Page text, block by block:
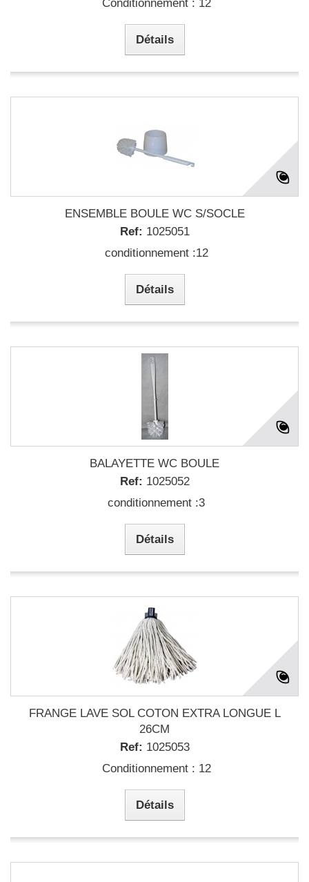
Conditionnement : 12
Détails
ENSEMBLE BOULE WC S/SOCLE
Ref: 1025051
conditionnement :12
Détails
BALAYETTE WC BOULE
Ref: 1025052
conditionnement :3
Détails
FRANGE LAVE SOL COTON EXTRA LONGUE L
26CM
Ref: 1025053
Conditionnement : 12
Détails